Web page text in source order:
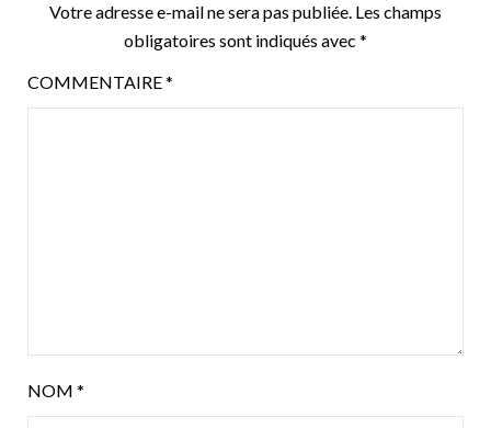
Votre adresse e-mail ne sera pas publiée. Les champs
obligatoires sont indiqués avec *
COMMENTAIRE*
NOM *